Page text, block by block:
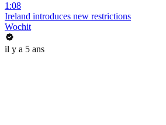
1:08
Ireland introduces new restrictions
Wochit
il y a 5 ans